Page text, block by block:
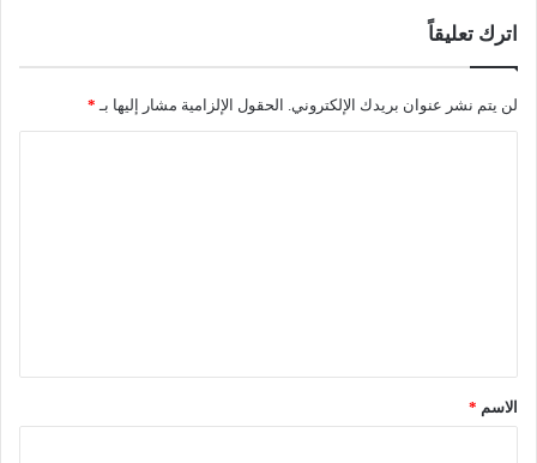
اترك تعليقاً
لن يتم نشر عنوان بريدك الإلكتروني. الحقول الإلزامية مشار إليها بـ *
*الاسم *